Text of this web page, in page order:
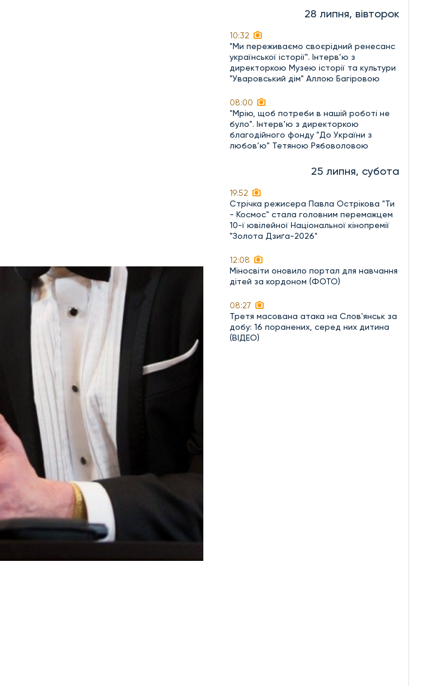
28 липня, вівторок
10:32
"Ми переживаємо своєрідний ренесанс
української історії". Інтерв’ю з
директоркою Музею історії та культури
"Уваровський дім" Аллою Багіровою
08:00
"Мрію, щоб потреби в нашій роботі не
було". Інтерв’ю з директоркою
благодійного фонду "До України з
любов’ю" Тетяною Рябоволовою
25 липня, субота
19:52
Стрічка режисера Павла Острікова "Ти
- Космос" стала головним переможцем
10-ї ювілейної Національної кінопремії
"Золота Дзиґа-2026"
12:08
Міносвіти оновило портал для навчання
дітей за кордоном (ФОТО)
08:27
Третя масована атака на Слов'янськ за
добу: 16 поранених, серед них дитина
(ВІДЕО)